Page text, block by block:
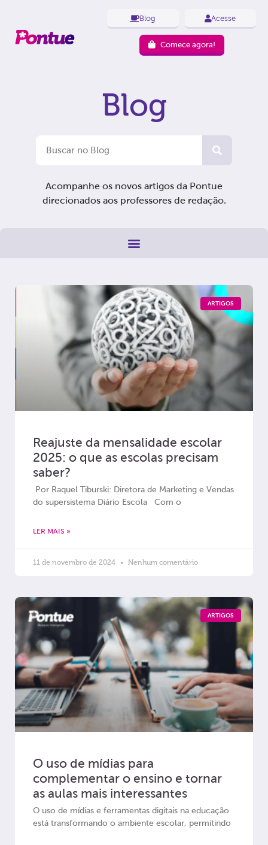
Blog Acesse
Comece agora!
Blog
Acompanhe os novos artigos da Pontue
direcionados aos professores de redação.
ARTIGOS
Reajuste da mensalidade escolar
2025: o que as escolas precisam
saber?
Por Raquel Tiburski: Diretora de Marketing e Vendas
do supersistema Diário Escola Com o
LER MAIS »
11 de novembro de 2024 Nenhum comentário
ARTIGOS
O uso de mídias para
complementar o ensino e tornar
as aulas mais interessantes
O uso de mídias e ferramentas digitais na educação
está transformando o ambiente escolar, permitindo